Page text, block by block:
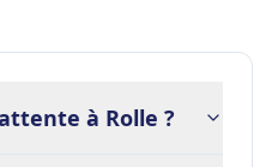
à Rolle ?